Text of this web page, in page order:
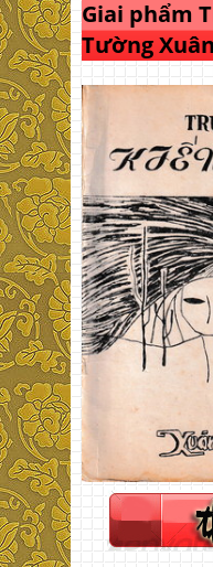
Giai phẩm
Tường